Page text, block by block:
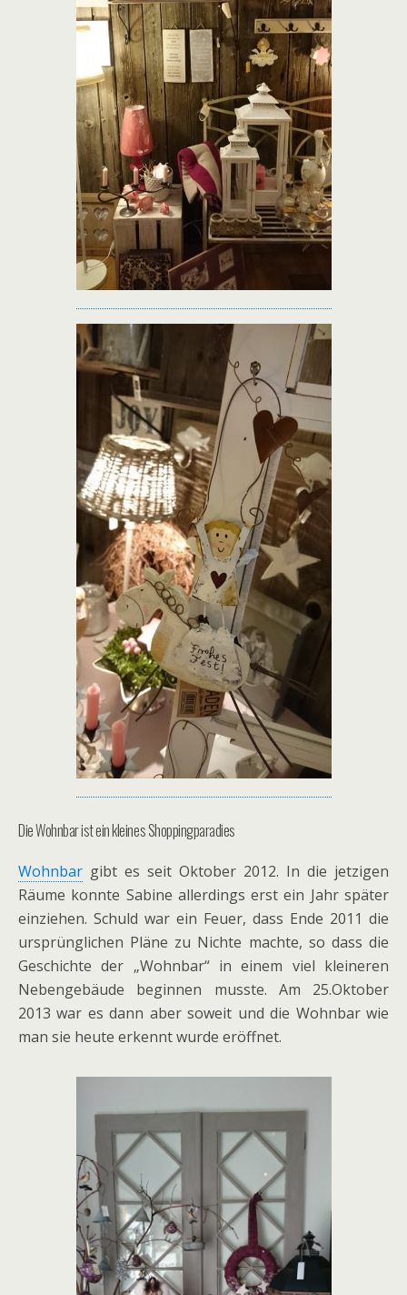
Die Wohnbar ist ein kleines Shoppingparadies
Wohnbar gibt es seit Oktober 2012. In die jetzigen
Räume konnte Sabine allerdings erst ein Jahr später
einziehen. Schuld war ein Feuer, dass Ende 2011 die
ursprünglichen Pläne zu Nichte machte, so dass die
Geschichte der „Wohnbar“ in einem viel kleineren
Nebengebäude beginnen musste. Am 25.Oktober
2013 war es dann aber soweit und die Wohnbar wie
man sie heute erkennt wurde eröffnet.